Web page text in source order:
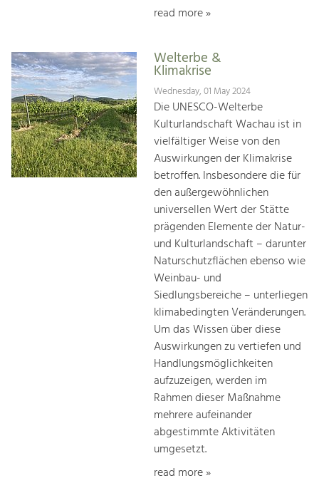
read more »
Welterbe &
Klimakrise
Wednesday, 01 May 2024
Die UNESCO-Welterbe
Kulturlandschaft Wachau ist in
vielfältiger Weise von den
Auswirkungen der Klimakrise
betroffen. Insbesondere die für
den außergewöhnlichen
universellen Wert der Stätte
prägenden Elemente der Natur-
und Kulturlandschaft – darunter
Naturschutzflächen ebenso wie
Weinbau- und
Siedlungsbereiche – unterliegen
klimabedingten Veränderungen.
Um das Wissen über diese
Auswirkungen zu vertiefen und
Handlungsmöglichkeiten
aufzuzeigen, werden im
Rahmen dieser Maßnahme
mehrere aufeinander
abgestimmte Aktivitäten
umgesetzt.
read more »